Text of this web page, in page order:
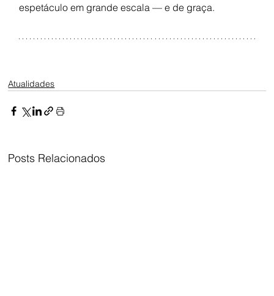
espetáculo em grande escala — e de graça.
Atualidades
Posts Relacionados